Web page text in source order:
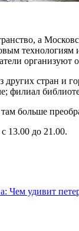
а
других стран и
филиал
больше
13.00 до 21.00.
Чем удивит